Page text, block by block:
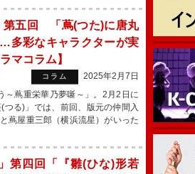
第五回 「蔦(つた)に唐丸
多彩なキャラクターが実
マコラム】
コラム
2025年2月7日
蔦重栄華乃夢噺～」。2月2日に
る)」では、前回、版元の仲間入
蔦屋重三郎（横浜流星）がいった
第四回「『雛(ひな)形若